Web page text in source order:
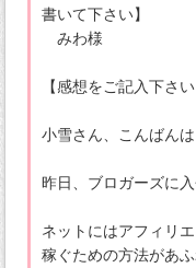
書いて下さい】
みわ様
【感想をご記入下さい
小雪さん、こんばんは
昨日、ブロガーズに入
ネットにはアフィリ
稼ぐための方法があ